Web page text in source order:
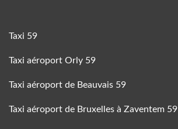
Taxi 59
Taxi aéroport Orly 59
Taxi aéroport de Beauvais 59
Taxi aéroport de Bruxelles à Zaventem 59